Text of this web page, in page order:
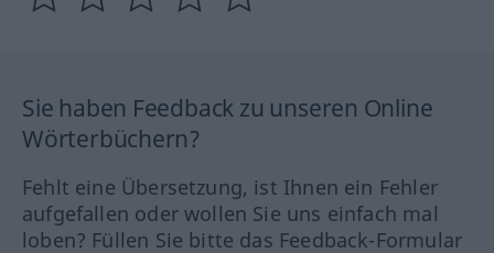
Sie haben Feedback zu unseren Online
Wörterbüchern?
Fehlt eine Übersetzung, ist Ihnen ein Fehler
aufgefallen oder wollen Sie uns einfach mal
loben? Füllen Sie bitte das Feedback-Formular